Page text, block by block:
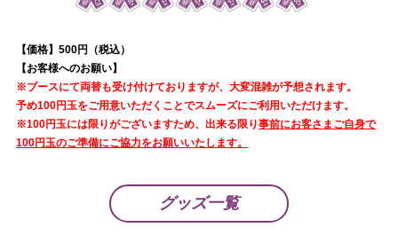
【価格】500円（税込）
【お客様へのお願い】
※ブースにて両替も受け付けておりますが、大変混雑が予想されます。
予め100円玉をご用意いただくことでスムーズにご利用いただけます。
※100円玉には限りがございますため、出来る限り事前にお客さまご自身で
100円玉のご準備にご協力をお願いいたします。
グッズ一覧